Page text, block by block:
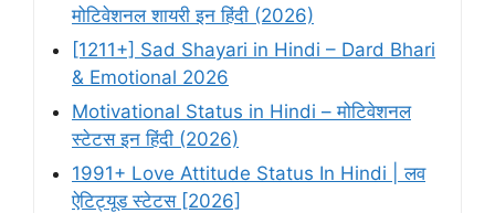
मोटिवेशनल शायरी इन हिंदी (2026)
[1211+] Sad Shayari in Hindi – Dard Bhari
& Emotional 2026
Motivational Status in Hindi – मोटिवेशनल
स्टेटस इन हिंदी (2026)
1991+ Love Attitude Status In Hindi | लव
ऐटिट्यूड स्टेटस [2026]